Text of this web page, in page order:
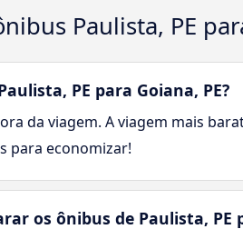
Paulista, PE
PE para Goiana, PE?
da viagem. A viagem mais
para economizar!
os ônibus de Paulista, PE